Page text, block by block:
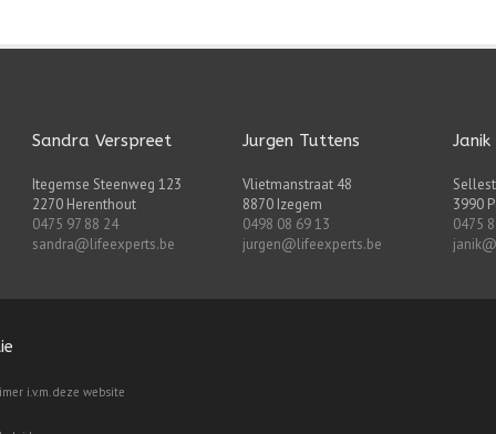
Sandra Verspreet
Itegemse Steenweg 123
2270 Herenthout
0475 97 88 24
sandra@lifeexperts.be
Jurgen Tuttens
Vlietmanstraat 48
8870 Izegem
0498 08 69 13
jurgen@lifeexperts.be
Janik
3990
0475
i.v.m. deze website